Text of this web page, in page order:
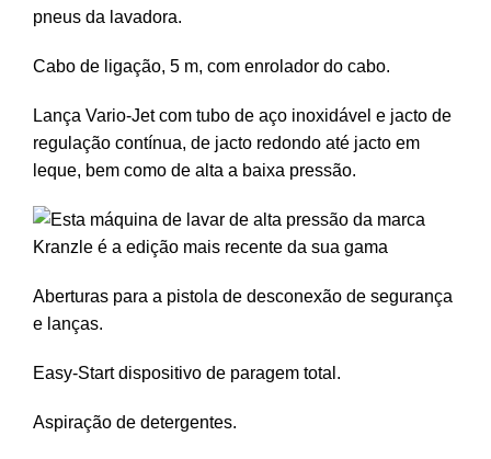
pneus da lavadora.
Cabo de ligação, 5 m, com enrolador do cabo.
Lança Vario-Jet com tubo de aço inoxidável e jacto de
regulação contínua, de jacto redondo até jacto em
leque, bem como de alta a baixa pressão.
Aberturas para a pistola de desconexão de segurança
e lanças.
Easy-Start dispositivo de paragem total.
Aspiração de detergentes.